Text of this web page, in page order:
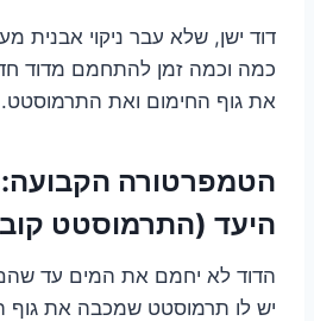
דוד ישן, שלא עבר ניקוי אבנית
כמה וכמה זמן להתחמם מדוד
את גוף החימום ואת התרמוסטט.
הטמפרטורה
היעד (התרמוסטט
הדוד לא יחמם את המים עד
יש לו תרמוסטט שמכבה את גוף